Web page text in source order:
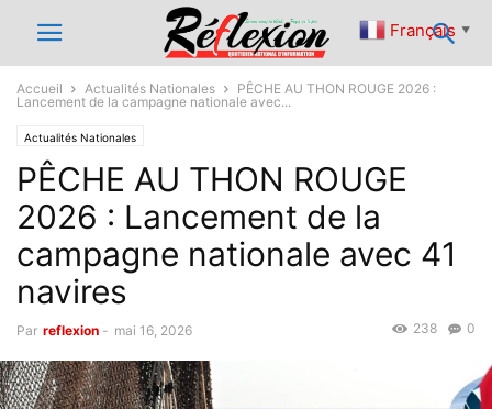
Accueil Actualités Nationales
PÊCHE AU THON ROUGE 2026 :
Lancement de la campagne nationale avec...
Actualités Nationales
PÊCHE AU THON ROUGE
2026 : Lancement de la
campagne nationale avec 41
navires
Par reflexion - mai 16, 2026 0
238
Français ▼